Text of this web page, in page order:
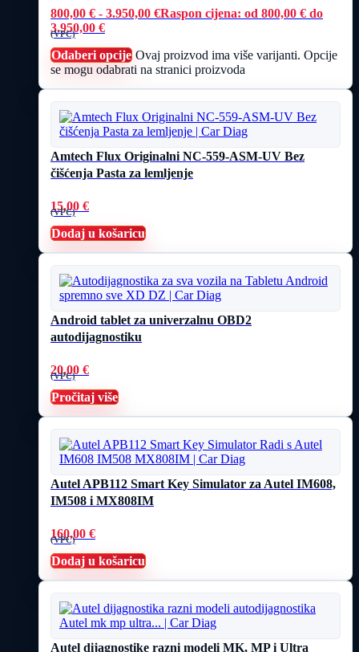
800,00 € - 3.950,00 €Raspon cijena: od 800,00 € do
3.950,00 €
(VPC)
Odaberi opcije Ovaj proizvod ima više varijanti. Opcije
se mogu odabrati na stranici proizvoda
Amtech Flux Originalni NC-559-ASM-UV Bez
čišćenja Pasta za lemljenje
15,00 €
(VPC)
Dodaj u košaricu
Android tablet za univerzalnu OBD2
autodijagnostiku
20,00 €
(VPC)
Pročitaj više
Autel APB112 Smart Key Simulator za Autel IM608,
IM508 i MX808IM
160,00 €
(VPC)
Dodaj u košaricu
Autel dijagnostike razni modeli MK, MP i Ultra